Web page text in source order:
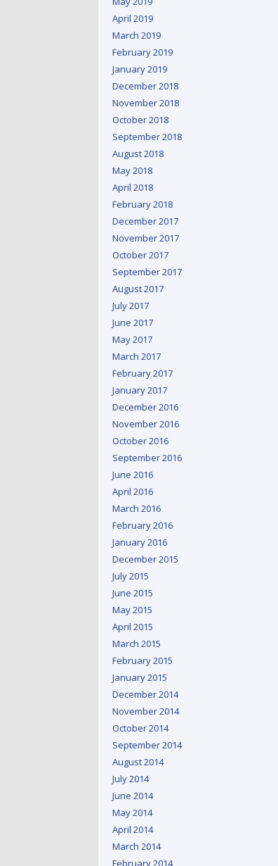
April 2019
March 2019
February 2019
January 2019
December 2018
November 2018
October 2018
September 2018
August 2018
May 2018
April 2018
February 2018
December 2017
November 2017
October 2017
September 2017
August 2017
July 2017
June 2017
May 2017
March 2017
February 2017
January 2017
December 2016
November 2016
October 2016
September 2016
June 2016
April 2016
March 2016
February 2016
January 2016
December 2015
July 2015
June 2015
May 2015
April 2015
March 2015
February 2015
January 2015
December 2014
November 2014
October 2014
September 2014
August 2014
July 2014
June 2014
May 2014
April 2014
March 2014
February 2014